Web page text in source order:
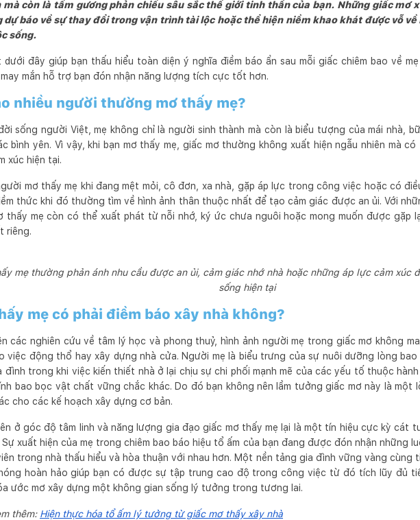
mà còn là tấm gương phản chiếu sâu sắc thế giới tinh thần của bạn. Những giấc mơ
dự báo về sự thay đổi trong vận trình tài lộc hoặc thể hiện niềm khao khát được vỗ
sống.
dưới đây giúp bạn thấu hiểu toàn diện ý nghĩa điềm báo ẩn sau mỗi giấc chiêm bao về
mắn hỗ trợ bạn đón nhận năng lượng tích cực tốt hơn.
nhiều người thường mơ thấy mẹ?
sống người Việt, mẹ không chỉ là người sinh thành mà còn là biểu tượng của mái nhà,
bình yên. Vì vậy, khi bạn mơ thấy mẹ, giấc mơ thường không xuất hiện ngẫu nhiên mà
xúc hiện tại.
mơ thấy mẹ khi đang mệt mỏi, cô đơn, xa nhà, gặp áp lực trong công việc hoặc có
thức khi đó thường tìm về hình ảnh thân thuộc nhất để tạo cảm giác được an ủi. Với
thấy mẹ còn có thể xuất phát từ nỗi nhớ, ký ức chưa nguôi hoặc mong muốn được gặp
riêng.
mẹ thường phản ánh nhu cầu được an ủi, cảm giác nhớ nhà hoặc những áp lực cảm xúc
sống hiện tại
mẹ có phải điềm báo xây nhà không?
các nghiên cứu về tâm lý học và phong thuỷ, hình ảnh người mẹ trong giấc mơ không
việc động thổ hay xây dựng nhà cửa. Người mẹ là biểu trưng của sự nuôi dưỡng lòng
đình trong khi việc kiến thiết nhà ở lại chịu sự chi phối mạnh mẽ của các yếu tố thuộc
bao bọc vật chất vững chắc khác. Do đó bạn không nên lầm tưởng giấc mơ này là một
cho các kế hoạch xây dựng cơ bản.
ở góc độ tâm linh và năng lượng gia đạo giấc mơ thấy mẹ lại là một tín hiệu cực kỳ cát
Sự xuất hiện của mẹ trong chiêm bao báo hiệu tổ ấm của bạn đang được đón nhận những
trong nhà thấu hiểu và hòa thuận với nhau hơn. Một nền tảng gia đình vững vàng cùng
hoàn hảo giúp bạn có được sự tập trung cao độ trong công việc từ đó tích lũy đủ
ước mơ xây dựng một không gian sống lý tưởng trong tương lai.
thêm: Hiện thực hóa tổ ấm lý tưởng từ giấc mơ thấy xây nhà